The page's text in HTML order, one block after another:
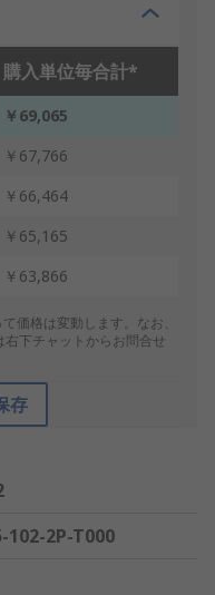
購入単位毎合計*
￥69,065
￥67,766
￥66,464
￥65,165
￥63,866
価格は変動します。なお、
下チャットからお問合せ
存
102-2P-T000